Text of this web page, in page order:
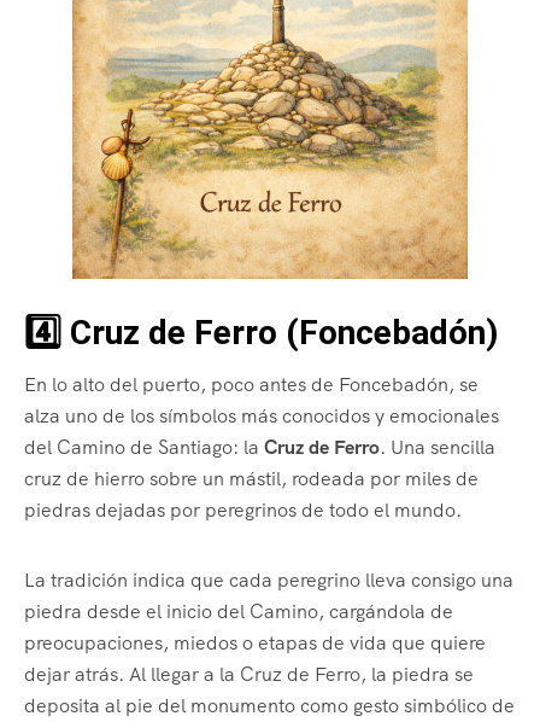
4️⃣ Cruz de Ferro (Foncebadón)
En lo alto del puerto, poco antes de Foncebadón, se
alza uno de los símbolos más conocidos y emocionales
del Camino de Santiago: la Cruz de Ferro. Una sencilla
cruz de hierro sobre un mástil, rodeada por miles de
piedras dejadas por peregrinos de todo el mundo.
La tradición indica que cada peregrino lleva consigo una
piedra desde el inicio del Camino, cargándola de
preocupaciones, miedos o etapas de vida que quiere
dejar atrás. Al llegar a la Cruz de Ferro, la piedra se
deposita al pie del monumento como gesto simbólico de